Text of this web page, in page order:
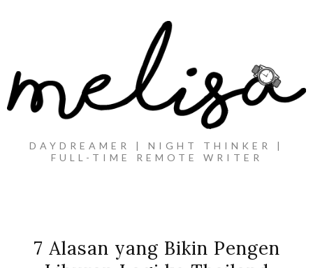
DAYDREAMER | NIGHT THINKER |
FULL-TIME REMOTE WRITER
7 Alasan yang Bikin Pengen